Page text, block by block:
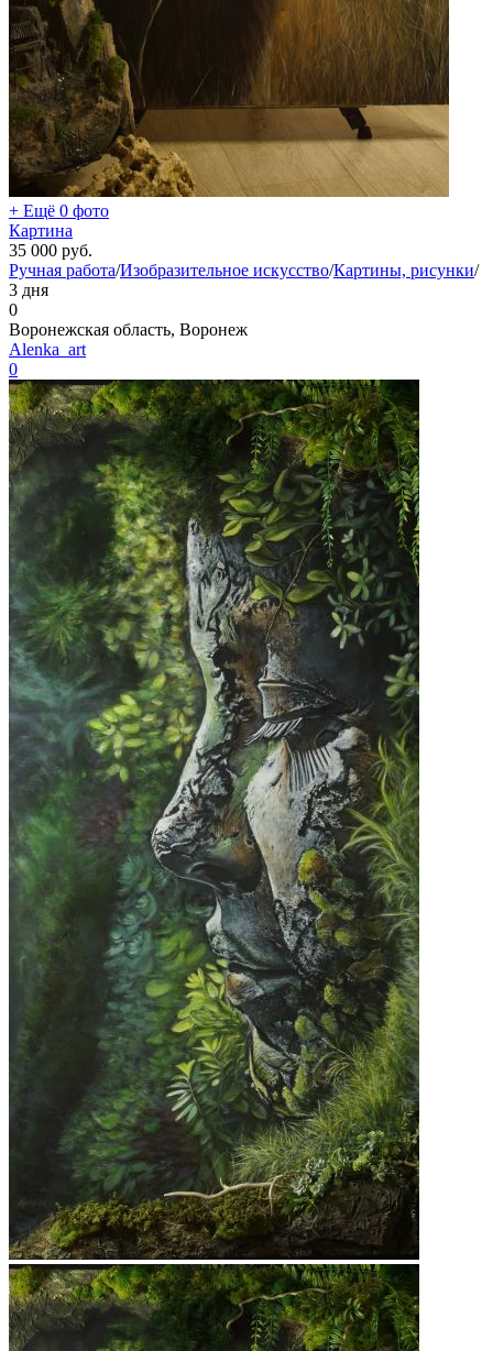
+ Ещё 0 фото
Картина
35 000 руб.
Ручная работа/Изобразительное искусство/Картины, рисунки/
3 дня
0
Воронежская область, Воронеж
Alenka_art
0